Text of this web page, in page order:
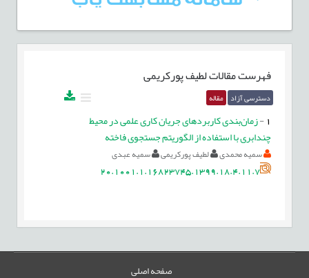
فهرست مقالاتلطیف پورکریمی
دسترسی آزاد مقاله
-زمان‌بندی کاربردهای جریان کاری علمی در محیط
چندابری با استفاده از الگوریتم جستجوی فاخته
سمیه محمدی لطیف پورکریمی سمیه عبدی
20.1001.1.16823745.1399.18.4.11.7
صفحه اصلی